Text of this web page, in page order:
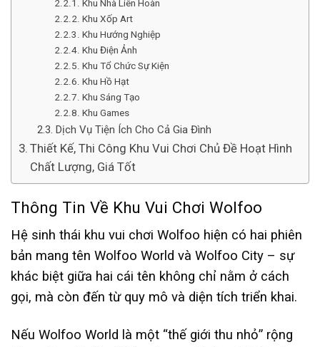
Khu Nhà Liên Hoàn
Khu Xốp Art
Khu Hướng Nghiệp
Khu Điện Ảnh
Khu Tổ Chức Sự Kiện
Khu Hồ Hạt
Khu Sáng Tạo
Khu Games
Dịch Vụ Tiện Ích Cho Cả Gia Đình
Thiết Kế, Thi Công Khu Vui Chơi Chủ Đề Hoạt Hình
Chất Lượng, Giá Tốt
Thông Tin Về Khu Vui Chơi Wolfoo
Hệ sinh thái khu vui chơi Wolfoo hiện có hai phiên
bản mang tên Wolfoo World và Wolfoo City – sự
khác biệt giữa hai cái tên không chỉ nằm ở cách
gọi, mà còn đến từ quy mô và diện tích triển khai.
Nếu Wolfoo World là một “thế giới thu nhỏ” rộng